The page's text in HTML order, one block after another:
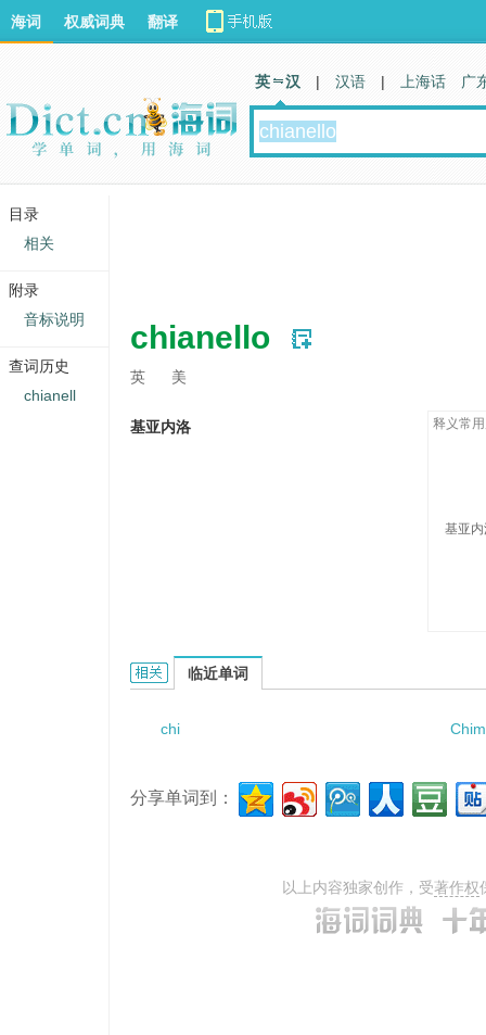
chianello
英 美
基亚内洛 释义常
基亚
Chianello的相关资料：
临近单词
chi
分享单词到：
以上内容独家创作，受著作权
海词 权威词典 翻译
英 汉 | 汉语 | 上海话 广
目录
相关
附录
音标说明
查词历史
chianell